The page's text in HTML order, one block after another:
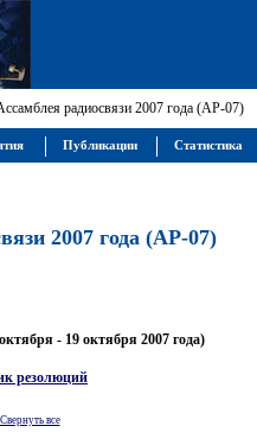
радиосвязи 2007 года (АР-07)
2007 года (АР-07)
- 19 октября 2007 года)
резолюций
Свернуть все
Публикации Статистика